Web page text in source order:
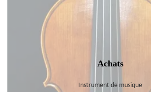
Achats
Instrument de musique